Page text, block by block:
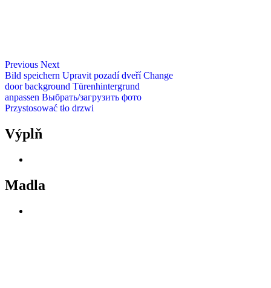
Previous Next
Bild speichern Upravit pozadí dveří Change
door background Türenhintergrund
anpassen Выбрать/загрузить фото
Przystosować tło drzwi
Výplň
Madla